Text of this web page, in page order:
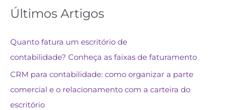
Últimos Artigos
Quanto fatura um escritório de
contabilidade? Conheça as faixas de faturamento
CRM para contabilidade: como organizar a parte
comercial e o relacionamento com a carteira do
escritório